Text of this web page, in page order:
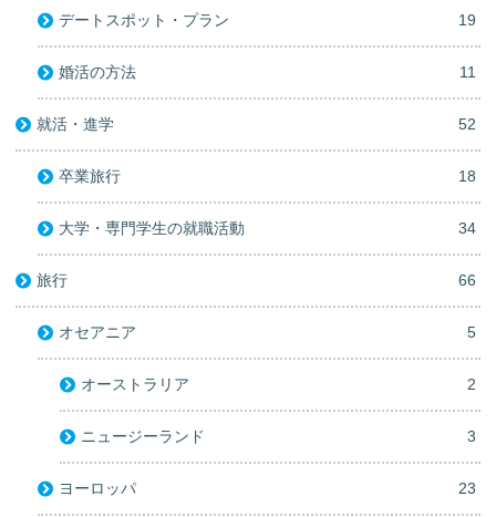
デートスポット・プラン 19
婚活の方法 11
就活・進学 52
卒業旅行 18
大学・専門学生の就職活動 34
旅行 66
オセアニア 5
オーストラリア 2
ニュージーランド 3
ヨーロッパ 23